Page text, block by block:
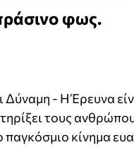
φως.
Δύναμη - Η Έρευνα
τους
κίνημα